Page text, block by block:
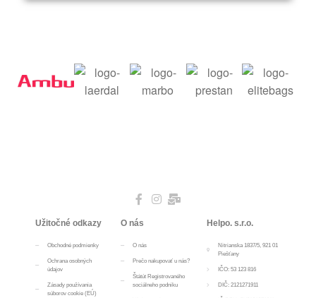
Užitočné odkazy
Obchodné podmienky
Ochrana osobných
údajov
Zásady používania
súborov cookie (EÚ)
O nás
O nás
Prečo nakupovať u nás?
Štátút Registrovaného
sociálneho podniku
Helpo. s.r.o.
Nitrianska 1837/5, 921 01
Piešťany
IČO: 53 123 816
DIČ: 2121271911